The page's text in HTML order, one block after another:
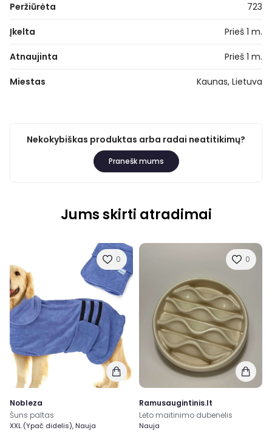
Peržiūrėta 723
Įkelta Prieš 1 m.
Atnaujinta Prieš 1 m.
Miestas Kaunas, Lietuva
Nekokybiškas produktas arba radai neatitikimų?
Pranešk mums
Jums skirti atradimai
0
Nobleza
Šuns paltas
XXL (Ypač didelis), Nauja
0
Ramusaugintinis.lt
Lėto maitinimo dubenėlis
Nauja